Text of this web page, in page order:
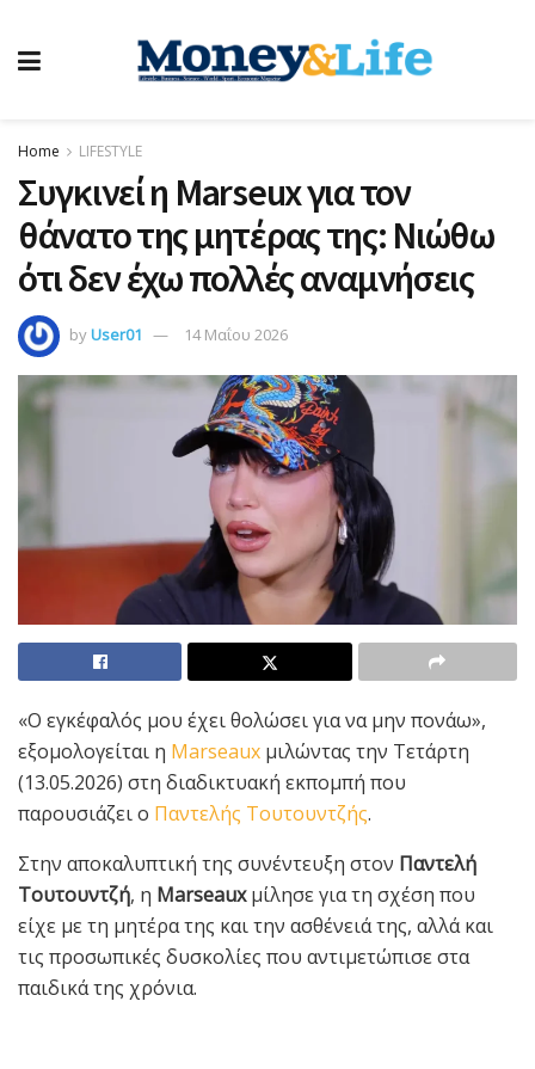
Home LIFESTYLE
Συγκινεί η Marseux για τον
θάνατο της μητέρας της: Νιώθω
ότι δεν έχω πολλές αναμνήσεις
byUser01 14 Μαΐου 2026
«Ο εγκέφαλός μου έχει θολώσει για να μην πονάω»,
εξομολογείται η Marseaux μιλώντας την Τετάρτη
(13.05.2026) στη διαδικτυακή εκπομπή που
παρουσιάζει ο Παντελής Τουτουντζής.
Στην αποκαλυπτική της συνέντευξη στον Παντελή
Τουτουντζή, η Marseauxμίλησε για τη σχέση που
είχε με τη μητέρα της και την ασθένειά της, αλλά και
τις προσωπικές δυσκολίες που αντιμετώπισε στα
παιδικά της χρόνια.